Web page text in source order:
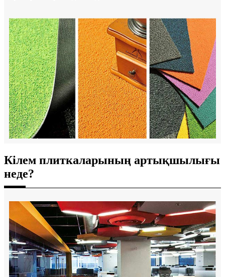
Кілем плиткаларының артықшылығы
неде?